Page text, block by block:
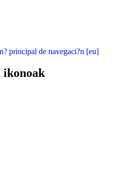
principal de navegaci?n [eu]
ikonoak